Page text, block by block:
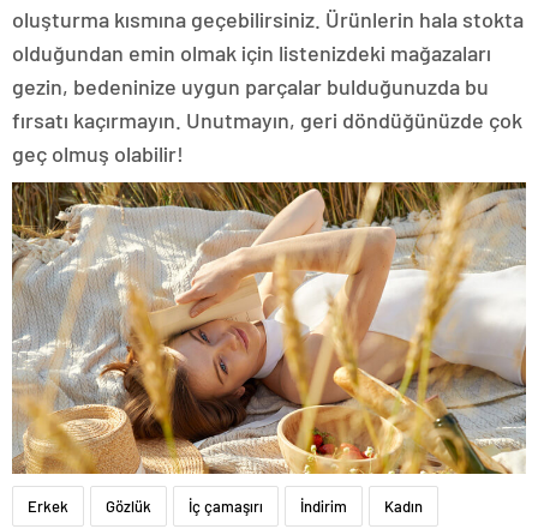
oluşturma kısmına geçebilirsiniz. Ürünlerin hala stokta
olduğundan emin olmak için listenizdeki mağazaları
gezin, bedeninize uygun parçalar bulduğunuzda bu
fırsatı kaçırmayın. Unutmayın, geri döndüğünüzde çok
geç olmuş olabilir!
Erkek Gözlük İç çamaşırı İndirim Kadın